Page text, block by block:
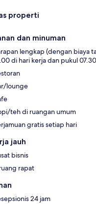
properti
dan minuman
lengkap (dengan biaya
di hari kerja dan pukul
lounge
teh di ruangan umum
gratis setiap hari
jauh
bisnis
rapat
24 jam